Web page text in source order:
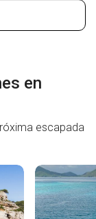
en
escapada